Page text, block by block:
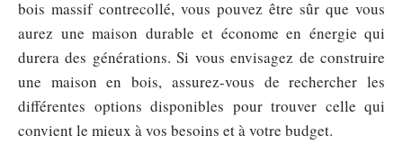
bois massif contrecollé, vous pouvez être sûr que vous
aurez une maison durable et économe en énergie qui
durera des générations. Si vous envisagez de construire
une maison en bois, assurez-vous de rechercher les
différentes options disponibles pour trouver celle qui
convient le mieux à vos besoins et à votre budget.